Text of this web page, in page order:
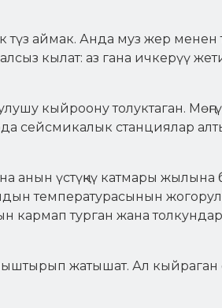
түз аймак. Анда муз жер менен
кылат: аз гана ичкерүү
кыйроону толуктаган.
сейсмикалык станциялар
анын үстүңкү катмары жылына
температурасынын
кармап турган жана
жатышат. Ал кыйраган